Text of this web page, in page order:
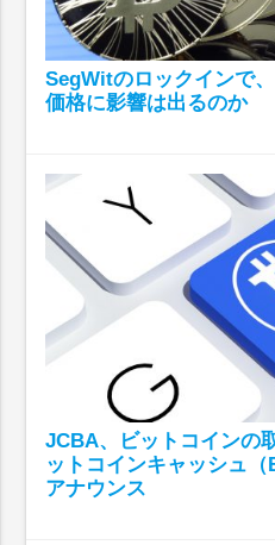
SegWitのロックインで
価格に影響は出るのか
JCBA、ビットコインの
ットコインキャッシュ
アナウンス